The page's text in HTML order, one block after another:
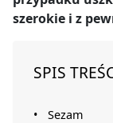
szerokie i z
SPIS
Sezam